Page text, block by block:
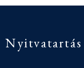
Nyitvatartás